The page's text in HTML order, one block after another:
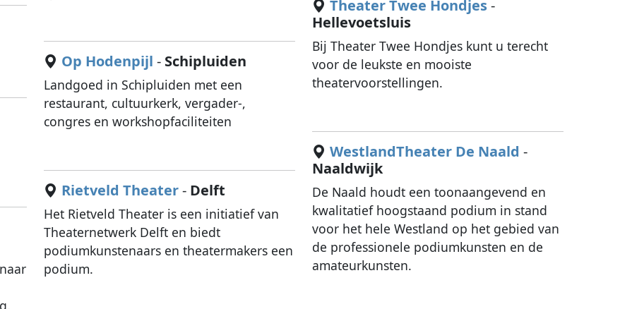
Op Hodenpijl - Schipluiden
Landgoed in Schipluiden met een
restaurant, cultuurkerk, vergader-,
congres en workshopfaciliteiten
Rietveld Theater- Delft
Het Rietveld Theater is een initiatief van
Theaternetwerk Delft en biedt
podiumkunstenaars en theatermakers een
podium.
Theater Twee Hondjes-
Hellevoetsluis
Bij Theater Twee Hondjes kunt u terecht
voor de leukste en mooiste
theatervoorstellingen.
WestlandTheater De Naald -
Naaldwijk
De Naald houdt een toonaangevend en
kwalitatief hoogstaand podium in stand
voor het hele Westland op het gebied van
de professionele podiumkunsten en de
amateurkunsten.